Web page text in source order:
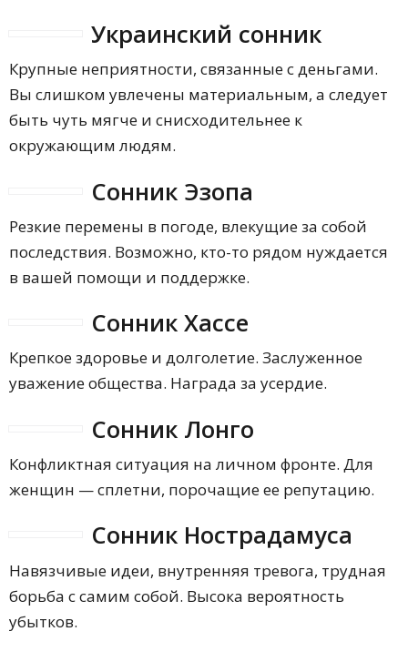
Украинский сонник
Крупные неприятности, связанные с деньгами.
Вы слишком увлечены материальным, а следует
быть чуть мягче и снисходительнее к
окружающим людям.
Сонник Эзопа
Резкие перемены в погоде, влекущие за собой
последствия. Возможно, кто-то рядом нуждается
в вашей помощи и поддержке.
Сонник Хассе
Крепкое здоровье и долголетие. Заслуженное
уважение общества. Награда за усердие.
Сонник Лонго
Конфликтная ситуация на личном фронте. Для
женщин — сплетни, порочащие ее репутацию.
Сонник Нострадамуса
Навязчивые идеи, внутренняя тревога, трудная
борьба с самим собой. Высока вероятность
убытков.